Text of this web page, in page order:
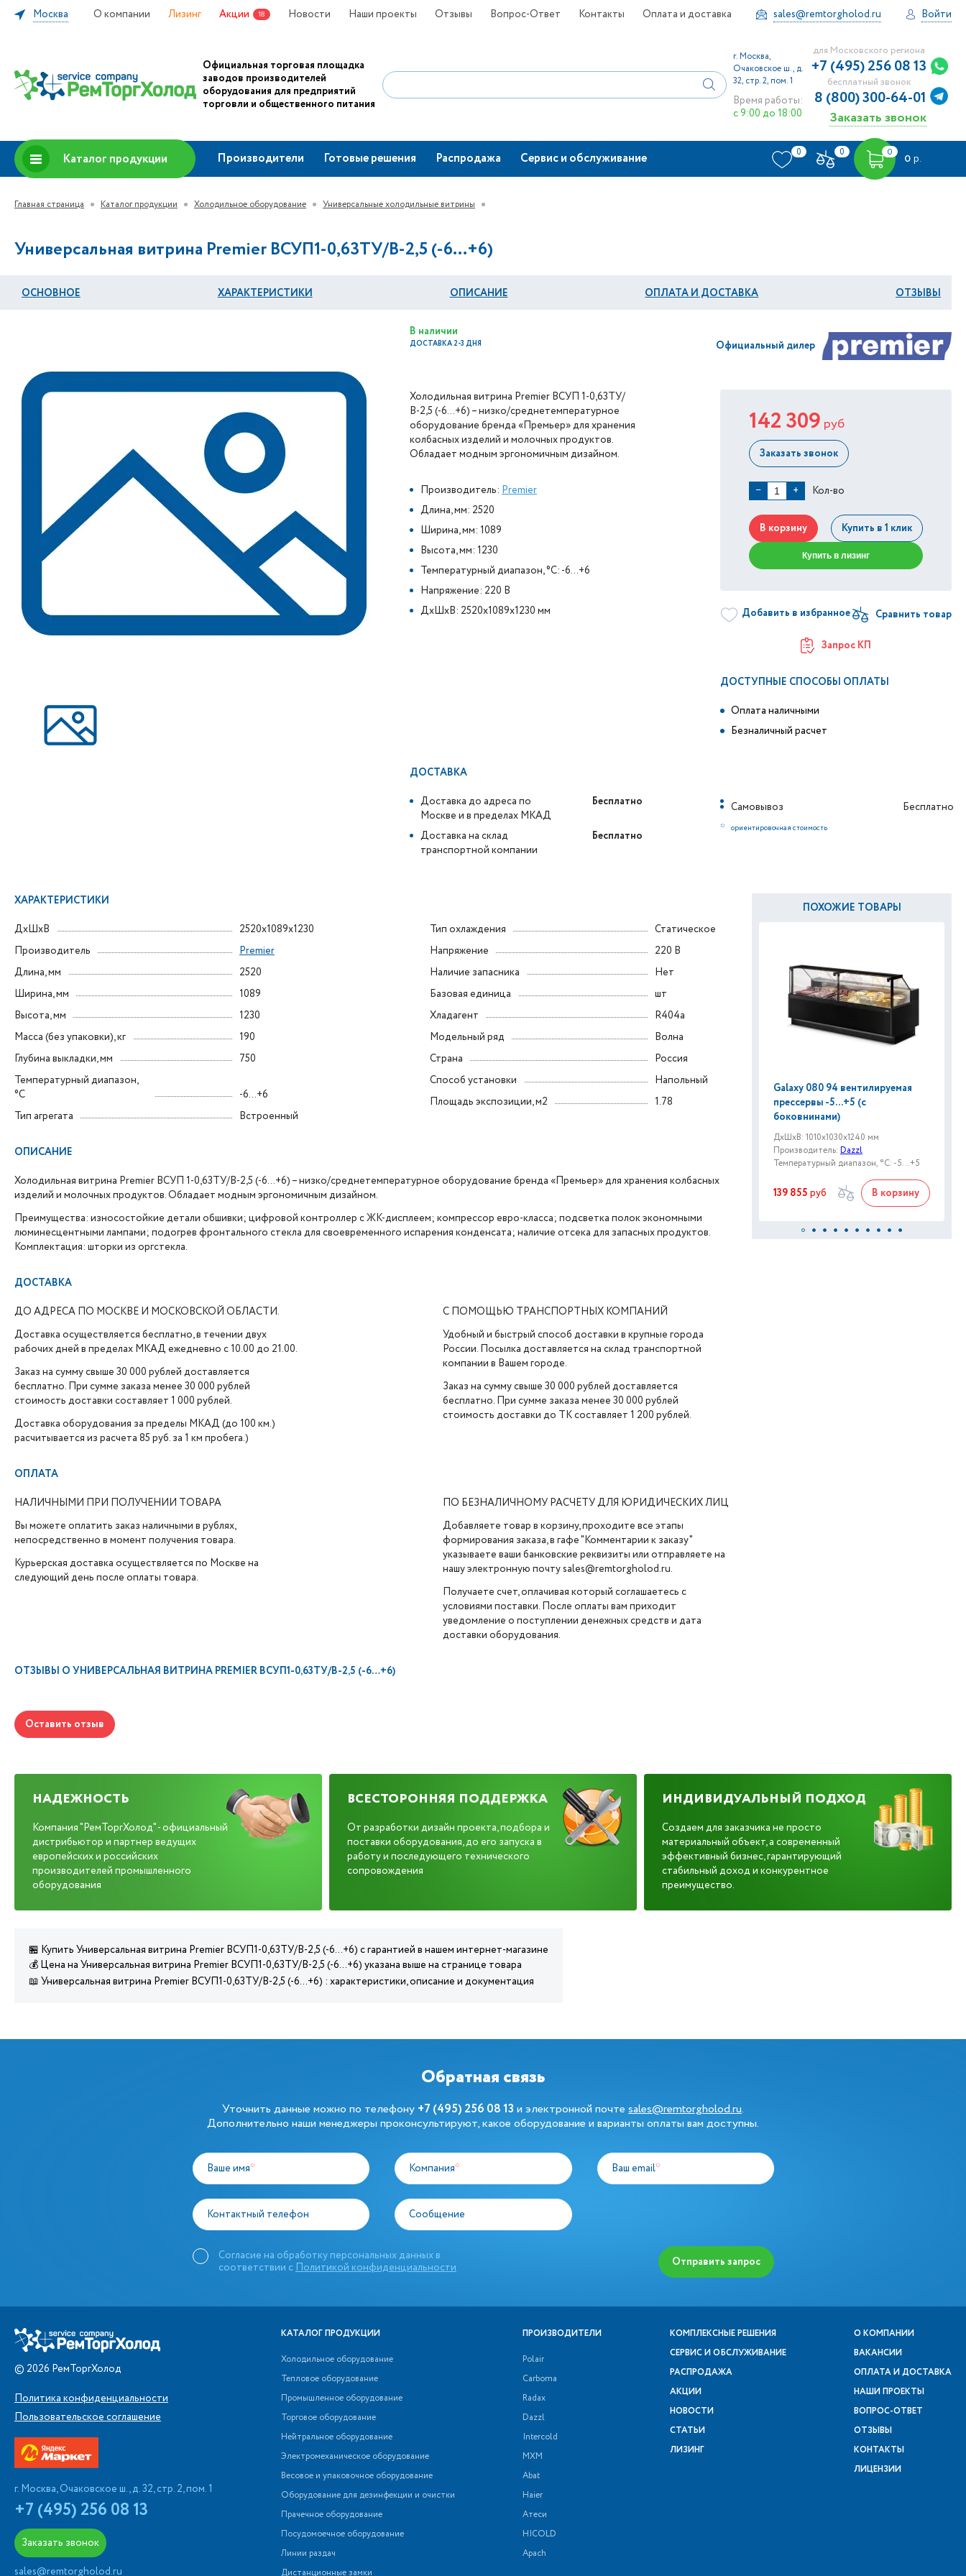
Москва О компании Лизинг Акции 18 Новости Наши проекты Отзывы Вопрос-Ответ Контакты Оплата и доставка sales@remtorgholod.ru Войти
Официальная торговая площадка
заводов производителей
оборудования для предприятий
торговли и общественного питания
г. Москва,
Очаковское ш., д.
32, стр. 2, пом. 1
Время работы:
с 9:00 до 18:00
для Московского региона
+7 (495) 256 08 13
бесплатный звонок
8 (800) 300-64-01
Заказать звонок
Каталог продукции Производители Готовые решения Распродажа Сервис и обслуживание 0 0 0
0 р.
Главная страница Каталог продукции Холодильное оборудование Универсальные холодильные витрины
Универсальная витрина Premier ВСУП1-0,63ТУ/В-2,5 (-6…+6)
ОСНОВНОЕ ХАРАКТЕРИСТИКИ ОПИСАНИЕ ОПЛАТА И ДОСТАВКА ОТЗЫВЫ
В наличии
ДОСТАВКА 2-3 ДНЯ Официальный дилер
Холодильная витрина Premier ВСУП 1-0,63ТУ/
В-2,5 (-6…+6) – низко/среднетемпературное
оборудование бренда «Премьер» для хранения
колбасных изделий и молочных продуктов.
Обладает модным эргономичным дизайном.
Производитель: Premier
Длина, мм: 2520
Ширина, мм: 1089
Высота, мм: 1230
Температурный диапазон, °C: -6...+6
Напряжение: 220 В
ДxШxВ: 2520x1089x1230 мм
142 309 руб
Заказать звонок
− + Кол-во
В корзину Купить в 1 клик
Купить в лизинг
Добавить в избранное
Запрос КП
ДОСТУПНЫЕ СПОСОБЫ ОПЛАТЫ
Оплата наличными
Безналичный расчет
ДОСТАВКА
Доставка до адреса по
Москве и в пределах МКАД
Бесплатно
Доставка на склад
транспортной компании
Бесплатно
Самовывоз
Бесплатно
* ориентировочная стоимость
ХАРАКТЕРИСТИКИ
ДxШxВ
2520x1089x1230
Производитель
Premier
Длина, мм
2520
Ширина, мм
1089
Высота, мм
1230
Масса (без упаковки), кг
190
Глубина выкладки, мм
750
Температурный диапазон,
°C
-6...+6
Тип агрегата
Встроенный
Тип охлаждения
Статическое
Напряжение
220 В
Наличие запасника
Нет
Базовая единица
шт
Хладагент
R404a
Модельный ряд
Волна
Страна
Россия
Способ установки
Напольный
Площадь экспозиции, м2
1.78
ОПИСАНИЕ
Холодильная витрина Premier ВСУП 1-0,63ТУ/В-2,5 (-6…+6) – низко/среднетемпературное оборудование бренда «Премьер» для хранения колбасных
изделий и молочных продуктов. Обладает модным эргономичным дизайном.
Преимущества: износостойкие детали обшивки; цифровой контроллер с ЖК-дисплеем; компрессор евро-класса; подсветка полок экономными
люминесцентными лампами; подогрев фронтального стекла для своевременного испарения конденсата; наличие отсека для запасных продуктов.
Комплектация: шторки из оргстекла.
ДОСТАВКА
ДО АДРЕСА ПО МОСКВЕ И МОСКОВСКОЙ ОБЛАСТИ.
Доставка осуществляется бесплатно, в течении двух
рабочих дней в пределах МКАД ежедневно с 10.00 до 21.00.
Заказ на сумму свыше 30 000 рублей доставляется
бесплатно. При сумме заказа менее 30 000 рублей
стоимость доставки составляет 1 000 рублей.
Доставка оборудования за пределы МКАД (до 100 км.)
расчитывается из расчета 85 руб. за 1 км пробега.)
С ПОМОЩЬЮ ТРАНСПОРТНЫХ КОМПАНИЙ
Удобный и быстрый способ доставки в крупные города
России. Посылка доставляется на склад транспортной
компании в Вашем городе.
Заказ на сумму свыше 30 000 рублей доставляется
бесплатно. При сумме заказа менее 30 000 рублей
стоимость доставки до ТК составляет 1 200 рублей.
ОПЛАТА
НАЛИЧНЫМИ ПРИ ПОЛУЧЕНИИ ТОВАРА
Вы можете оплатить заказ наличными в рублях,
непосредственно в момент получения товара.
Курьерская доставка осуществляется по Москве на
следующий день после оплаты товара.
ПО БЕЗНАЛИЧНОМУ РАСЧЕТУ ДЛЯ ЮРИДИЧЕСКИХ ЛИЦ
Добавляете товар в корзину, проходите все этапы
формирования заказа, в гафе "Комментарии к заказу"
указываете ваши банковские реквизиты или отправляете на
нашу электронную почту sales@remtorgholod.ru.
Получаете счет, оплачивая который соглашаетесь с
условиями поставки. После оплаты вам приходит
уведомление о поступлении денежных средств и дата
доставки оборудования.
ОТЗЫВЫ О УНИВЕРСАЛЬНАЯ ВИТРИНА PREMIER ВСУП1-0,63ТУ/В-2,5 (-6…+6)
Оставить отзыв
ПОХОЖИЕ ТОВАРЫ
Galaxy 080 94 вентилируемая
прессервы -5...+5 (с
боковнинами)
ДxШxВ: 1010x1030x1240 мм
Производитель: Dazzl
Температурный диапазон, °C: -5...+5
139 855 руб В корзину
НАДЕЖНОСТЬ
Компания "РемТоргХолод" - официальный
дистрибьютор и партнер ведущих
европейских и российских
производителей промышленного
оборудования
ВСЕСТОРОННЯЯ ПОДДЕРЖКА
От разработки дизайн проекта, подбора и
поставки оборудования, до его запуска в
работу и последующего технического
сопровождения
ИНДИВИДУАЛЬНЫЙ ПОДХОД
Создаем для заказчика не просто
материальный объект, а современный
эффективный бизнес, гарантирующий
стабильный доход и конкурентное
преимущество.
🏪 Купить Универсальная витрина Premier ВСУП1-0,63ТУ/В-2,5 (-6…+6) с гарантией в нашем интернет-магазине
💰 Цена на Универсальная витрина Premier ВСУП1-0,63ТУ/В-2,5 (-6…+6) указана выше на странице товара
📖 Универсальная витрина Premier ВСУП1-0,63ТУ/В-2,5 (-6…+6) : характеристики, описание и документация
Обратная связь
Уточнить данные можно по телефону +7 (495) 256 08 13 и электронной почте sales@remtorgholod.ru.
Дополнительно наши менеджеры проконсультируют, какое оборудование и варианты оплаты вам доступны.
Ваше имя* Компания* Ваш email*
Контактный телефон Сообщение
Согласие на обработку персональных данных в
соответствии сПолитикой конфиденциальности Отправить запрос
© 2026 РемТоргХолод
Политика конфиденциальности
Пользовательское соглашение
г. Москва, Очаковское ш., д. 32, стр. 2, пом. 1
+7 (495) 256 08 13
Заказать звонок
sales@remtorgholod.ru
КАТАЛОГ ПРОДУКЦИИ
Холодильное оборудование
Тепловое оборудование
Промышленное оборудование
Торговое оборудование
Нейтральное оборудование
Электромеханическое оборудование
Весовое и упаковочное оборудование
Оборудование для дезинфекции и очистки
Прачечное оборудование
Посудомоечное оборудование
Линии раздач
Дистанционные замки
ПРОИЗВОДИТЕЛИ
Polair
Carboma
Radax
Dazzl
Intercold
МХМ
Abat
Haier
Атеси
HICOLD
Apach
КОМПЛЕКСНЫЕ РЕШЕНИЯ
СЕРВИС И ОБСЛУЖИВАНИЕ
РАСПРОДАЖА
АКЦИИ
НОВОСТИ
СТАТЬИ
ЛИЗИНГ
О КОМПАНИИ
ВАКАНСИИ
ОПЛАТА И ДОСТАВКА
НАШИ ПРОЕКТЫ
ВОПРОС-ОТВЕТ
ОТЗЫВЫ
КОНТАКТЫ
ЛИЦЕНЗИИ